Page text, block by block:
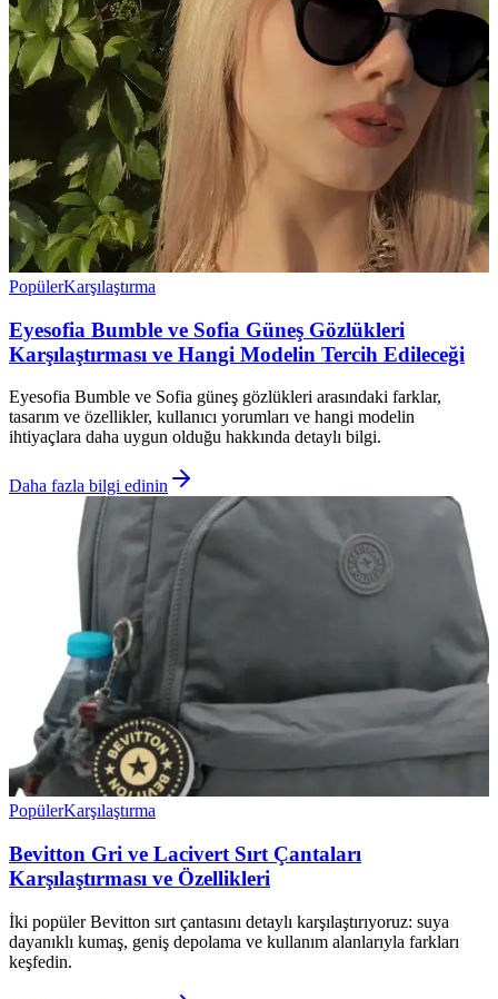
PopülerKarşılaştırma
Eyesofia Bumble ve Sofia Güneş Gözlükleri
Karşılaştırması ve Hangi Modelin Tercih Edileceği
Eyesofia Bumble ve Sofia güneş gözlükleri arasındaki farklar,
tasarım ve özellikler, kullanıcı yorumları ve hangi modelin
ihtiyaçlara daha uygun olduğu hakkında detaylı bilgi.
Daha fazla bilgi edinin
PopülerKarşılaştırma
Bevitton Gri ve Lacivert Sırt Çantaları
Karşılaştırması ve Özellikleri
İki popüler Bevitton sırt çantasını detaylı karşılaştırıyoruz: suya
dayanıklı kumaş, geniş depolama ve kullanım alanlarıyla farkları
keşfedin.